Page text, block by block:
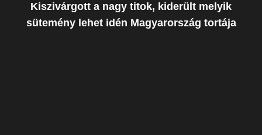
Kiszivárgott a nagy titok, kiderült melyik
sütemény lehet idén Magyarország tortája